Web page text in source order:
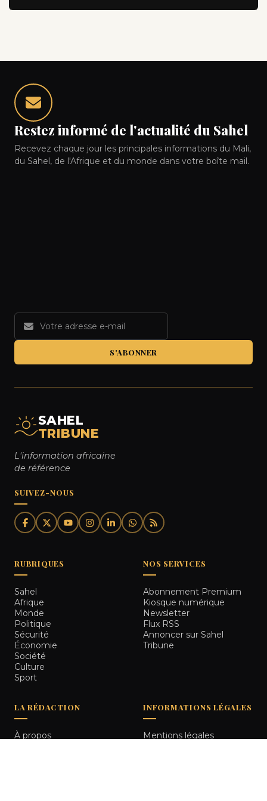
Restez informé de l'actualité du Sahel
Recevez chaque jour les principales informations du Mali,
du Sahel, de l'Afrique et du monde dans votre boîte mail.
S'ABONNER
SAHEL
TRIBUNE
L'information africaine
de référence
SUIVEZ-NOUS
RUBRIQUES
Sahel
Afrique
Monde
Politique
Sécurité
Économie
Société
Culture
Sport
NOS SERVICES
Abonnement Premium
Kiosque numérique
Newsletter
Flux RSS
Annoncer sur Sahel
Tribune
LA RÉDACTION
À propos
INFORMATIONS LÉGALES
Mentions légales